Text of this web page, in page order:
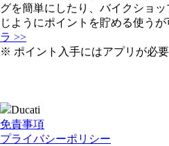
グを簡単にしたり、バイクショッ
じようにポイントを貯める使うが
ラ >>
※ ポイント入手にはアプリが必要
免責事項
プライバシーポリシー